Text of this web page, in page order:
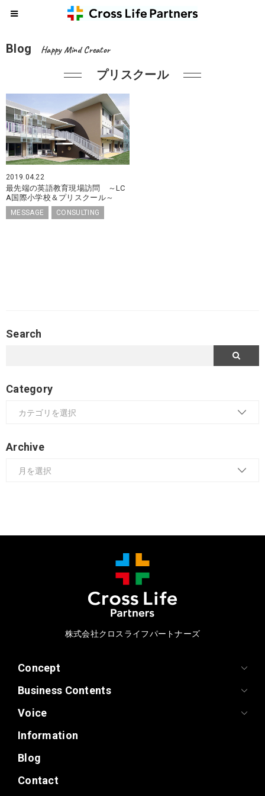
Blog Happy Mind Creator
プリスクール
2019.04.22
最先端の英語教育現場訪問 ～LC
A国際小学校＆プリスクール～
MESSAGE CONSULTING
Search
Category
Archive
株式会社クロスライフパートナーズ
Concept
Business Contents
Voice
Information
Blog
Contact